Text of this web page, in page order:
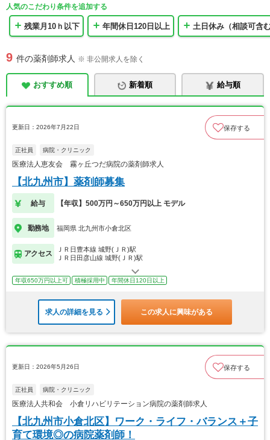
人気のこだわり条件を追加する
残業月10ｈ以下 年間休日120日以上 土日休み（相談可含
9 件の薬剤師求人 ※ 非公開求人を除く
おすすめ順 新着順 給与順
更新日：2026年7月22日 保存する
正社員 病院・クリニック
医療法人恵友会 霧ヶ丘つだ病院の薬剤師求人
【北九州市】薬剤師募集
給与 【年収】500万円～650万円以上 モデル
勤務地 福岡県 北九州市小倉北区
アクセス
ＪＲ日豊本線 城野(ＪＲ)駅
ＪＲ日田彦山線 城野(ＪＲ)駅
年収650万円以上可 積極採用中 年間休日120日以上
求人の詳細を見る この求人に興味がある
更新日：2026年5月26日 保存する
正社員 病院・クリニック
医療法人共和会 小倉リハビリテーション病院の薬剤師求人
【北九州市小倉北区】ワーク・ライフ・バランス＋子
育て環境◎の病院薬剤師！